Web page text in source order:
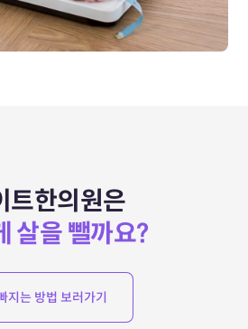
트한의원은
살을 뺄까요?
지는 방법 보러가기